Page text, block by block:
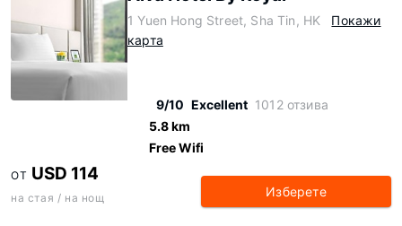
1 Yuen Hong Street, Sha Tin, HK
Покажи
карта
9/10 Excellent 1012 отзива
5.8 km
Free Wifi
ОТ USD 114
на стая / на нощ Изберете